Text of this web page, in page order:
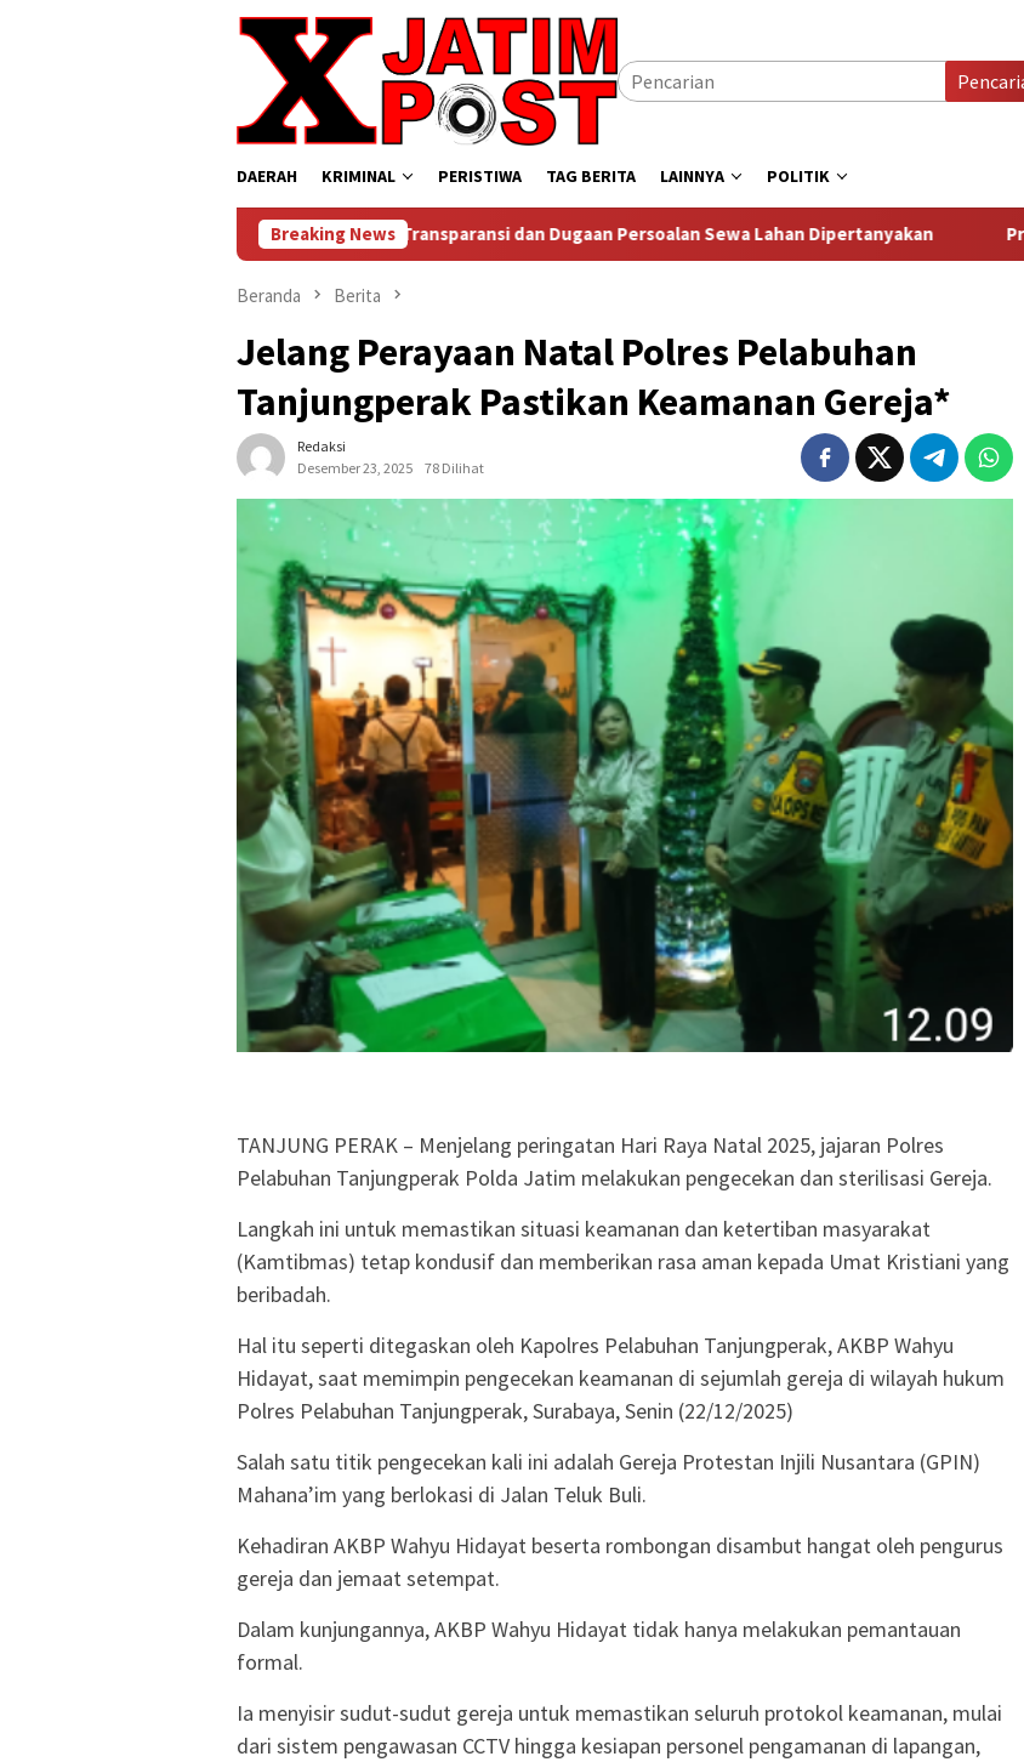
DAERAH KRIMINAL PERISTIWA TAG BERITA LAINNYA POLITIK
Breaking News
Banjarwungu Tarik Disorot, Transparansi dan Dugaan Persoalan Sewa Lahan Dipertanyakan Prof. Sutan
Beranda Berita
Jelang Perayaan Natal Polres Pelabuhan
Tanjungperak Pastikan Keamanan Gereja*
Redaksi
Desember 23, 2025
78 Dilihat
TANJUNG PERAK – Menjelang peringatan Hari Raya Natal 2025, jajaran Polres
Pelabuhan Tanjungperak Polda Jatim melakukan pengecekan dan sterilisasi Gereja.
Langkah ini untuk memastikan situasi keamanan dan ketertiban masyarakat
(Kamtibmas) tetap kondusif dan memberikan rasa aman kepada Umat Kristiani yang
beribadah.
Hal itu seperti ditegaskan oleh Kapolres Pelabuhan Tanjungperak, AKBP Wahyu
Hidayat, saat memimpin pengecekan keamanan di sejumlah gereja di wilayah hukum
Polres Pelabuhan Tanjungperak, Surabaya, Senin (22/12/2025)
Salah satu titik pengecekan kali ini adalah Gereja Protestan Injili Nusantara (GPIN)
Mahana’im yang berlokasi di Jalan Teluk Buli.
Kehadiran AKBP Wahyu Hidayat beserta rombongan disambut hangat oleh pengurus
gereja dan jemaat setempat.
Dalam kunjungannya, AKBP Wahyu Hidayat tidak hanya melakukan pemantauan
formal.
Ia menyisir sudut-sudut gereja untuk memastikan seluruh protokol keamanan, mulai
dari sistem pengawasan CCTV hingga kesiapan personel pengamanan di lapangan,